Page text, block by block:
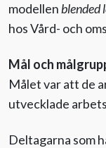
modellen blended
hos Vård- och
Mål och
Målet var att de
utvecklade
Deltagarna som